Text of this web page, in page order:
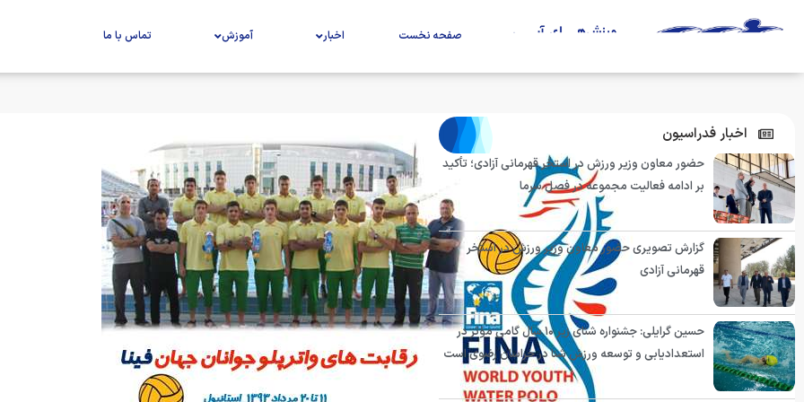
صفحه نخست اخبار آموزش تماس با ما
اخبار فدراسیون
حضور معاون وزیر ورزش در استخر قهرمانی آزادی؛ تأکید
بر ادامه فعالیت مجموعه در فصل سرما
گزارش تصویری حضور معاون وزیر ورزش در استخر
قهرمانی آزادی
حسین گرایلی: جشنواره شنای زیر ۱۰ سال گامی مؤثر در
استعدادیابی و توسعه ورزش شنا در خراسان رضوی است